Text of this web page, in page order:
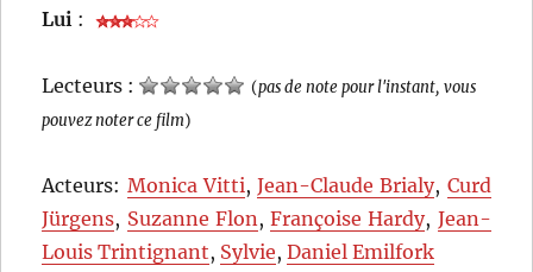
Lui :
Lecteurs : (pas de note pour l'instant, vous
pouvez noter ce film)
Acteurs: Monica Vitti,Jean-Claude Brialy, Curd
Jürgens, Suzanne Flon,Françoise Hardy, Jean-
Louis Trintignant, Sylvie,Daniel Emilfork